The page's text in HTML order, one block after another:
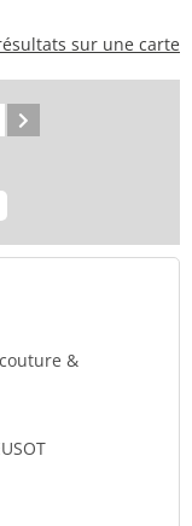
sur une carte
&